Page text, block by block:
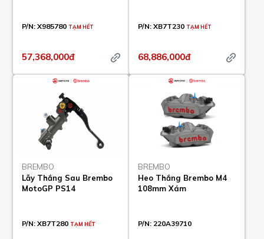
P/N: X985780 TẠM HẾT
57,368,000đ
P/N: XB7T230 TẠM HẾT
68,886,000đ
BREMBO
Lẫy Thắng Sau Brembo
MotoGP PS14
P/N: XB7T280 TẠM HẾT
BREMBO
Heo Thắng Brembo M4
108mm Xám
P/N: 220A39710